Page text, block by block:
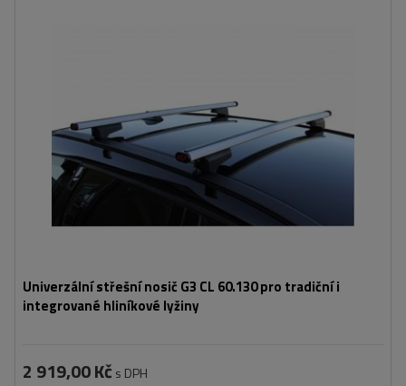
Univerzální střešní nosič G3 CL 60.130 pro tradiční i
integrované hliníkové lyžiny
2 919,00 Kč s DPH